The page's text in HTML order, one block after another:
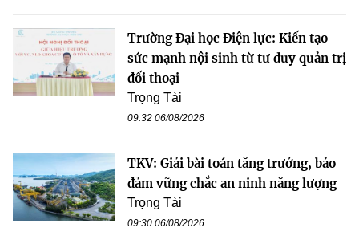
Trường Đại học Điện lực: Kiến tạo
sức mạnh nội sinh từ tư duy quản trị
đối thoại
Trọng Tài
09:32 06/08/2026
TKV: Giải bài toán tăng trưởng, bảo
đảm vững chắc an ninh năng lượng
Trọng Tài
09:30 06/08/2026